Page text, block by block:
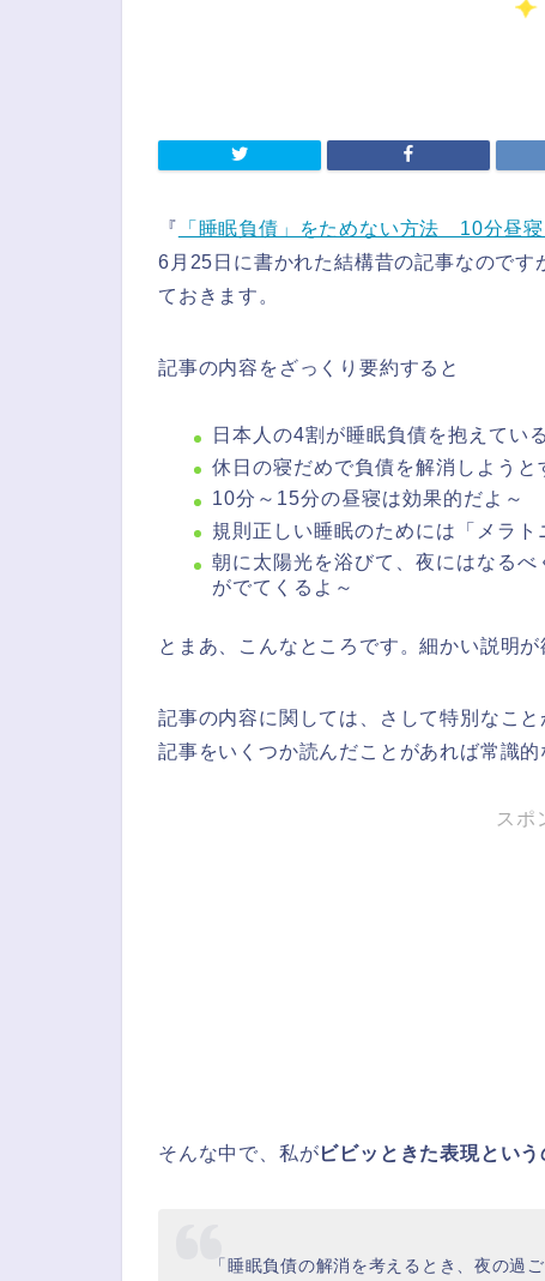
『 「睡眠負債」をためない方法 10分昼
6月25日に書かれた結構昔の記事なので
ておきます。
記事の内容をざっくり要約すると
日本人の4割が睡眠負債を抱えてい
休日の寝だめで負債を解消しよう
10分～15分の昼寝は効果的だよ～
規則正しい睡眠のためには「メラ
朝に太陽光を浴びて、夜にはなる
がでてくるよ～
とまあ、こんなところです。細かい説明
記事の内容に関しては、さして特別なこ
記事をいくつか読んだことがあれば常識的
スポ
そんな中で、私がビビッときた表現という
「睡眠負債の解消を考えるとき、夜の過